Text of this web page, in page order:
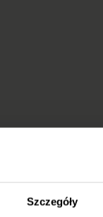
Szczegóły